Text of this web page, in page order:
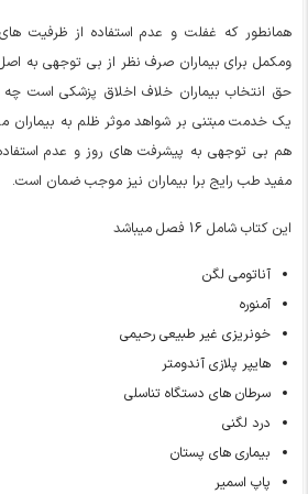
همانطور که غفلت و عدم استفاده از ظرفیت
ومکمل برای بیماران صرف نظر از بی توجهی به اصل
حق انتخاب بیماران خلاف اخلاق پزشکی است چه
یک خدمت مبتنی بر شواهد موثر ظلم به
هم بی توجهی به پیشرفت های روز و عدم
مفید طب رایج برا بیماران نیز موجب ضمان است.
این کتاب شامل 16 فصل میباشد
آناتومی لگن
آمنوره
خونریزی غیر طبیعی رحیمی
هایپر پلازی آندومتر
سرطان های دستگاه تناسلی
درد لگنی
بیماری های پستان
پاپ اسمیر